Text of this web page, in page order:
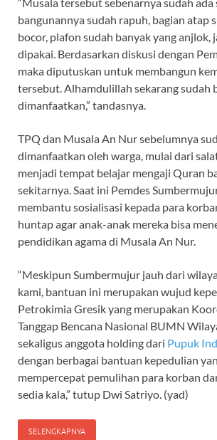
bangunannya sudah rapuh, bagian atap
bocor, plafon sudah banyak yang anjlok,
dipakai. Berdasarkan diskusi dengan
maka diputuskan untuk membangun
tersebut. Alhamdulillah sekarang sudah
dimanfaatkan,” tandasnya.
TPQ dan Musala An Nur sebelumnya
dimanfaatkan oleh warga, mulai dari
menjadi tempat belajar mengaji Quran
sekitarnya. Saat ini Pemdes
membantu sosialisasi kepada para
huntap agar anak-anak mereka bisa
pendidikan agama di Musala An Nur.
“Meskipun Sumbermujur jauh dari
kami, bantuan ini merupakan wujud
Petrokimia Gresik yang merupakan
Tanggap Bencana Nasional BUMN
sekaligus anggota holding dari Pupuk
dengan berbagai bantuan kepedulian
mempercepat pemulihan para korban
sedia kala,” tutup Dwi Satriyo. (yad)
SELENGKAPNYA